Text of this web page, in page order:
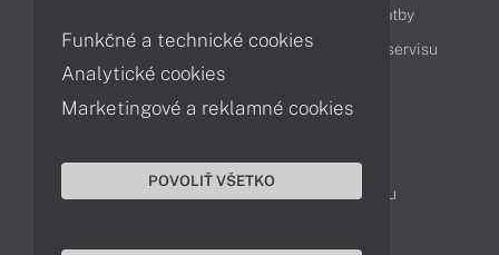
Možnosti doručenia a platby
Podpora a servis
Servisné služby Cenník servisu
Kontakty
043 4224 771
Obchodné oddelenie
Reklamácia tovaru
Funkčné a technické cookies
Analytické cookies
Marketingové a reklamné cookies
POVOLIŤ VŠETKO